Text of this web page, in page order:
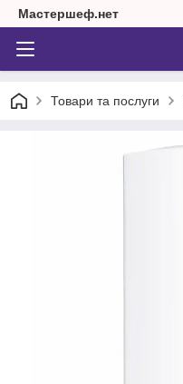
Мастершеф.нет
Товари та послуги